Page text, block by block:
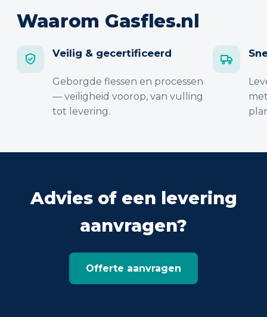
Waarom Gasfles.nl
Veilig & gecertificeerd
Geborgde flessen en processen
— veiligheid voorop, van vulling
tot levering.
Advies of een levering
aanvragen?
Offerte aanvragen